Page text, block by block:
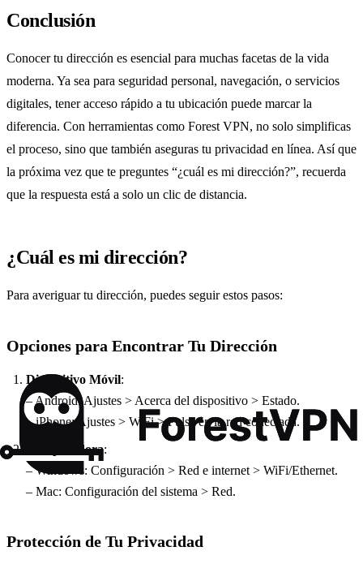
Conclusión
Conocer tu dirección es esencial para muchas facetas de la vida
moderna. Ya sea para seguridad personal, navegación, o servicios
digitales, tener acceso rápido a tu ubicación puede marcar la
diferencia. Con herramientas como Forest VPN, no solo simplificas
el proceso, sino que también aseguras tu privacidad en línea. Así que
la próxima vez que te preguntes “¿cuál es mi dirección?”, recuerda
que la respuesta está a solo un clic de distancia.
¿Cuál es mi dirección?
Para averiguar tu dirección, puedes seguir estos pasos:
Opciones para Encontrar Tu Dirección
Dispositivo Móvil:
– Android: Ajustes > Acerca del dispositivo > Estado.
– iPhone: Ajustes > WiFi > Pulsa en la red conectada.
Computadora:
– Windows: Configuración > Red e internet > WiFi/Ethernet.
– Mac: Configuración del sistema > Red.
Protección de Tu Privacidad